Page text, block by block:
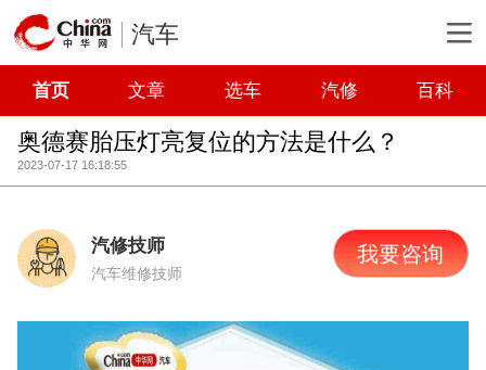
汽车
首页 文章 选车 汽修 百科
奥德赛胎压灯亮复位的方法是什么？
2023-07-17 16:18:55
汽修技师
汽车维修技师
我要咨询